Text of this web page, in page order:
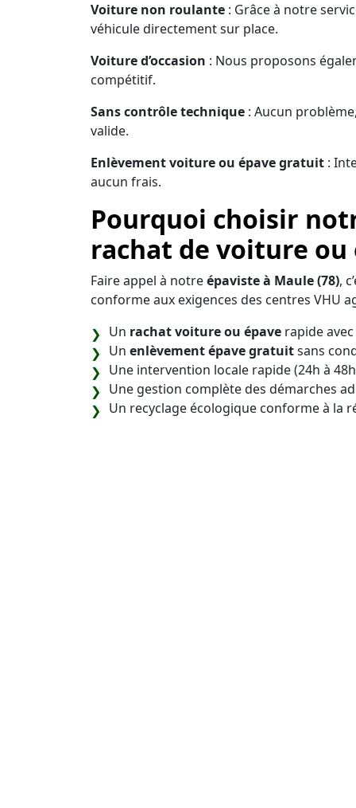
Voiture non roulante : Grâce à notre
véhicule directement sur place.
Voiture d’occasion : Nous proposons
compétitif.
Sans contrôle technique : Aucun
valide.
Enlèvement voiture ou épave gratuit :
aucun frais.
Pourquoi choisir
rachat de voiture ou
Faire appel à notreépaviste à Maule (78),
conforme aux exigences des centres VHU
Un rachat voiture ou épave rapide
Un enlèvement épave gratuitsans
Une intervention locale rapide (24h à
Une gestion complète des démarches
Un recyclage écologique conforme à la